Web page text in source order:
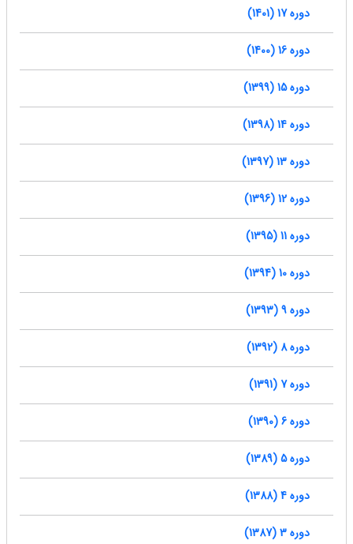
دوره 17 (1401)
دوره 16 (1400)
دوره 15 (1399)
دوره 14 (1398)
دوره 13 (1397)
دوره 12 (1396)
دوره 11 (1395)
دوره 10 (1394)
دوره 9 (1393)
دوره 8 (1392)
دوره 7 (1391)
دوره 6 (1390)
دوره 5 (1389)
دوره 4 (1388)
دوره 3 (1387)